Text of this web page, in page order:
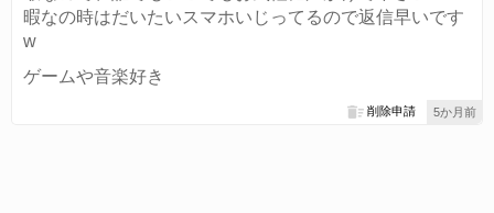
暇なの時はだいたいスマホいじってるので返信早いです
w
ゲームや音楽好き
5か月前
削除申請